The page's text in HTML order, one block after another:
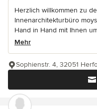
Herzlich willkommen zu
Innenarchitekturbüro
Hand in Hand mit Ihnen
Mehr
Sophienstr. 4, 32051